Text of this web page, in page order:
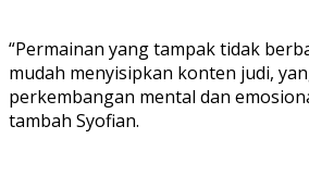
“Permainan yang tampak tidak
mudah menyisipkan konten judi,
perkembangan mental dan
tambah Syofian.